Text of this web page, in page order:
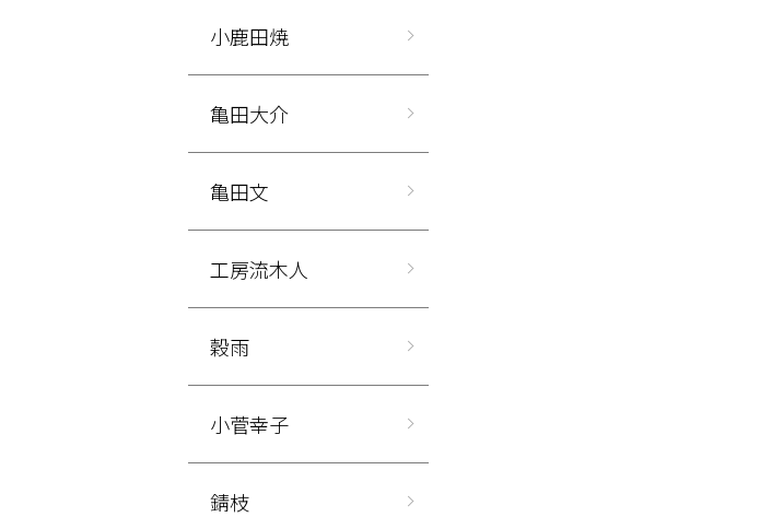
小鹿田焼
亀田大介
亀田文
工房流木人
穀雨
小菅幸子
錆枝